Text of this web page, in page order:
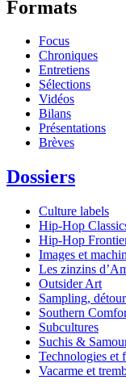
Formats
Focus
Chroniques
Entretiens
Sélections
Vidéos
Bilans
Présentations
Brèves
Dossiers
Culture labels
Hip-Hop
Hip-Hop
Images et
Les zinzins
Outsider Art
Sampling,
Southern
Subcultures
Suchis &
Technologies et
Vacarme et